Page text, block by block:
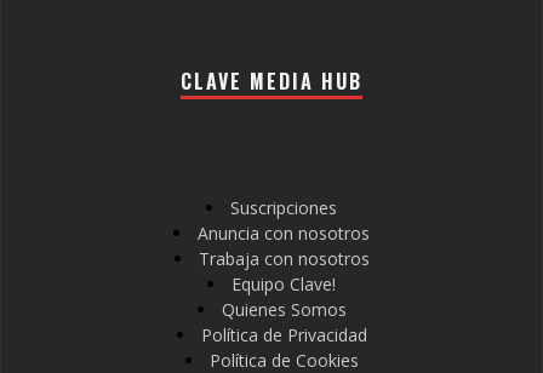
CLAVE MEDIA HUB
Suscripciones
Anuncia con nosotros
Trabaja con nosotros
Equipo Clave!
Quienes Somos
Política de Privacidad
Política de Cookies